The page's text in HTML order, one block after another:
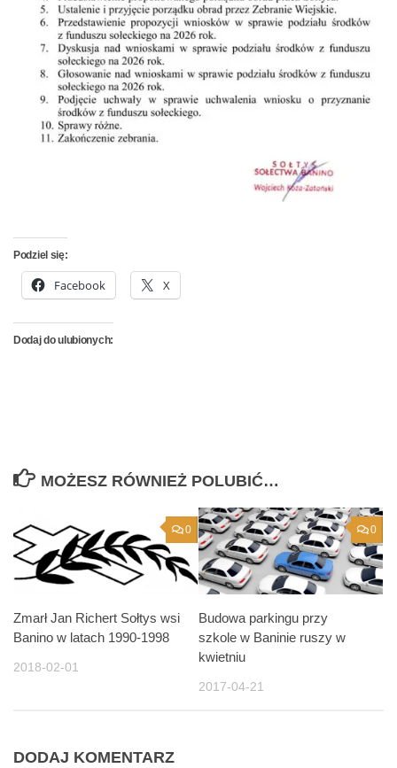
Podziel się:
Facebook X
Dodaj do ulubionych:
MOŻESZ RÓWNIEŻ POLUBIĆ…
0
Zmarł Jan Richert Sołtys wsi
Banino w latach 1990-1998
2018-02-01
0
Budowa parkingu przy
szkole w Baninie ruszy w
kwietniu
2017-04-21
DODAJ KOMENTARZ